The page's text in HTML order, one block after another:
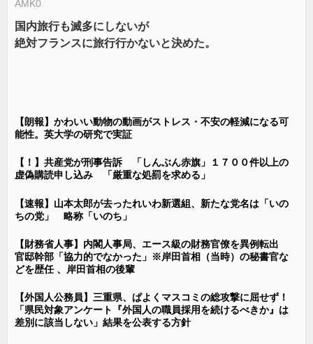
AMK0
国内旅行も滅多にしないが
絶対フランスに旅行行かないと決めた。
【朗報】かわいい動物の動画がストレス・不安の軽減になる可
能性。英大学の研究で実証
【！】共産党が刑事告訴 「しんぶん赤旗」１７００件以上の
虚偽購読申し込み 「厳重な処罰を求める」
【速報】山本太郎が去ったれいわ新選組、新たな党名は「いの
ちの党」 略称「いのち」
【財務省人事】内閣人事局、エース級の財務官僚を異例転出
官邸幹部「協力的でなかった」※岸田首相（当時）の秘書官な
どを歴任 、岸田首相の後輩
【外国人公務員】三重県、ぱよくマスコミの総攻撃に屈せず！
「県民対象アンケート『外国人の職員採用を続けるべきか』は
差別に該当しない」結果を公表する方針